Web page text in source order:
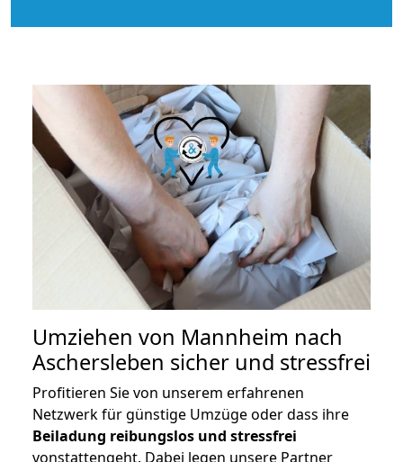
Umziehen von Mannheim nach
Aschersleben sicher und stressfrei
Profitieren Sie von unserem erfahrenen
Netzwerk für günstige Umzüge oder dass ihre
Beiladung reibungslos und stressfrei
vonstattengeht. Dabei legen unsere Partner